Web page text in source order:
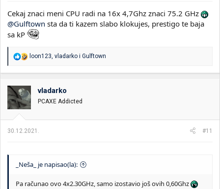
Cekaj znaci meni CPU radi na 16x 4,7Ghz znaci 75.2 GHz
@Gulftown sta da ti kazem slabo klokujes, prestigo te baja
sa kP
R
o
v
a
n
j
:
loon123 vladarko i Gulftown
vladarko
PCAXE Addicted
30.12.2021. #11
_Neša_ je napisao(la):
Pa računao ovo 4x2.30GHz, samo izostavio još ovih 0,60Ghz